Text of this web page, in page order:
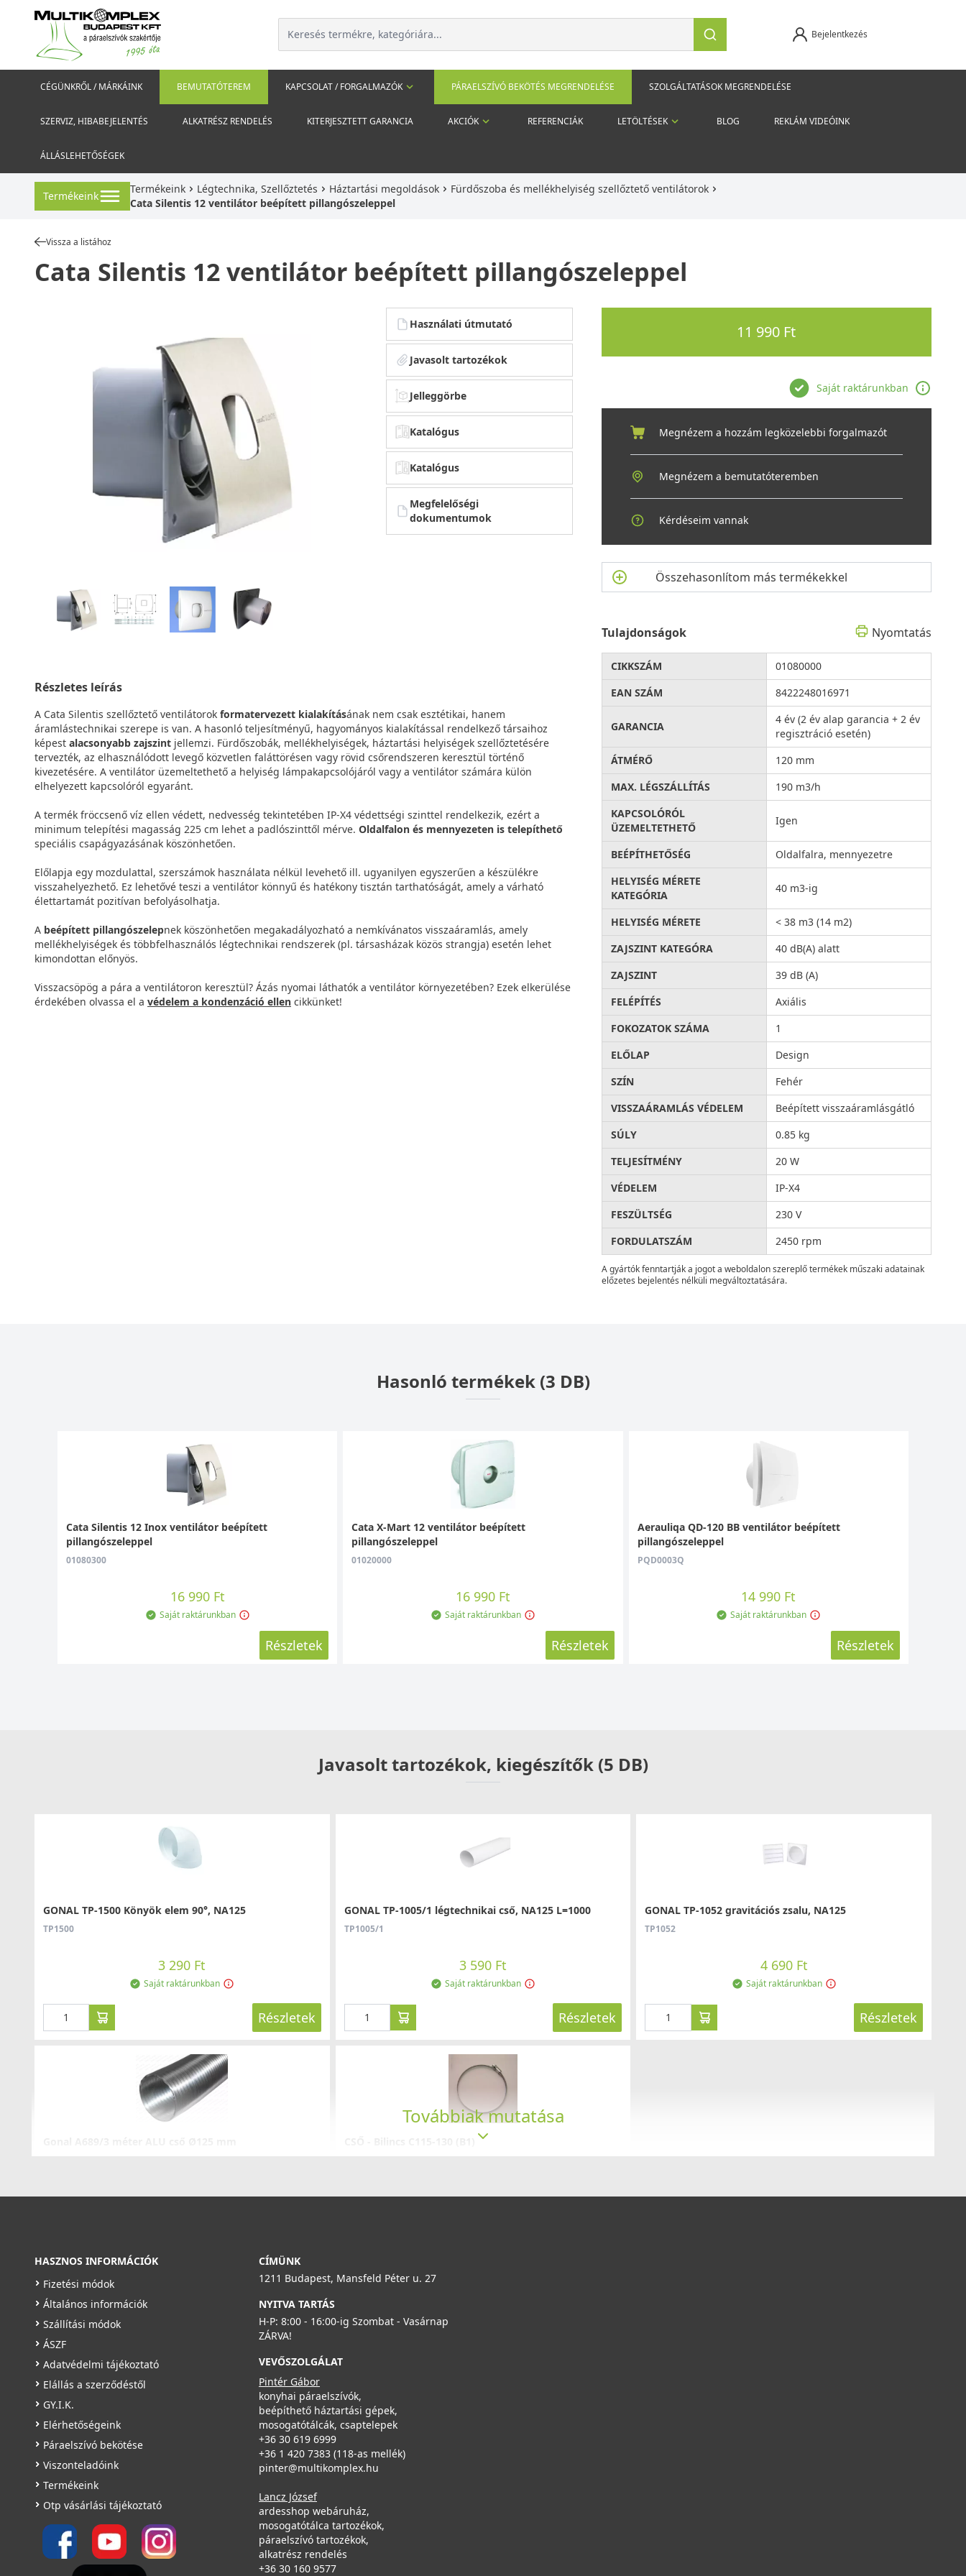
Bejelentkezés
CÉGÜNKRŐL / MÁRKÁINK BEMUTATÓTEREM KAPCSOLAT / FORGALMAZÓK PÁRAELSZÍVÓ BEKÖTÉS MEGRENDELÉSE SZOLGÁLTATÁSOK MEGRENDELÉSE
SZERVIZ, HIBABEJELENTÉS ALKATRÉSZ RENDELÉS KITERJESZTETT GARANCIA AKCIÓK REFERENCIÁK LETÖLTÉSEK BLOG REKLÁM VIDEÓINK
ÁLLÁSLEHETŐSÉGEK
Termékeink
Termékeink Légtechnika, Szellőztetés Háztartási megoldások
Fürdőszoba és mellékhelyiség szellőztető ventilátorok
Cata Silentis 12 ventilátor beépített pillangószeleppel
Vissza a listához
Cata Silentis 12 ventilátor beépített pillangószeleppel
Használati útmutató
Javasolt tartozékok
Jelleggörbe
Katalógus
Katalógus
Megfelelőségi
dokumentumok
Részletes leírás
A Cata Silentis szellőztető ventilátorok formatervezett kialakításának nem csak esztétikai, hanem
áramlástechnikai szerepe is van. A hasonló teljesítményű, hagyományos kialakítással rendelkező társaihoz
képest alacsonyabb zajszint jellemzi. Fürdőszobák, mellékhelyiségek, háztartási helyiségek szellőztetésére
tervezték, az elhasználódott levegő közvetlen faláttörésen vagy rövid csőrendszeren keresztül történő
kivezetésére. A ventilátor üzemeltethető a helyiség lámpakapcsolójáról vagy a ventilátor számára külön
elhelyezett kapcsolóról egyaránt.
A termék fröccsenő víz ellen védett, nedvesség tekintetében IP-X4 védettségi szinttel rendelkezik, ezért a
minimum telepítési magasság 225 cm lehet a padlószinttől mérve. Oldalfalon és mennyezeten is telepíthető
speciális csapágyazásának köszönhetően.
Előlapja egy mozdulattal, szerszámok használata nélkül levehető ill. ugyanilyen egyszerűen a készülékre
visszahelyezhető. Ez lehetővé teszi a ventilátor könnyű és hatékony tisztán tarthatóságát, amely a várható
élettartamát pozitívan befolyásolhatja.
A beépített pillangószelepnek köszönhetően megakadályozható a nemkívánatos visszaáramlás, amely
mellékhelyiségek és többfelhasználós légtechnikai rendszerek (pl. társasházak közös strangja) esetén lehet
kimondottan előnyös.
Visszacsöpög a pára a ventilátoron keresztül? Ázás nyomai láthatók a ventilátor környezetében? Ezek elkerülése
érdekében olvassa el a védelem a kondenzáció ellen cikkünket!
11 990 Ft
Saját raktárunkban
Megnézem a hozzám legközelebbi forgalmazót
Megnézem a bemutatóteremben
Kérdéseim vannak
Összehasonlítom más termékekkel
Tulajdonságok Nyomtatás
CIKKSZÁM
01080000
EAN SZÁM
8422248016971
GARANCIA
4 év (2 év alap garancia + 2 év
regisztráció esetén)
ÁTMÉRŐ
120 mm
MAX. LÉGSZÁLLÍTÁS
190 m3/h
KAPCSOLÓRÓL
ÜZEMELTETHETŐ
Igen
BEÉPÍTHETŐSÉG
Oldalfalra, mennyezetre
HELYISÉG MÉRETE
KATEGÓRIA
40 m3-ig
HELYISÉG MÉRETE
< 38 m3 (14 m2)
ZAJSZINT KATEGÓRA
40 dB(A) alatt
ZAJSZINT
39 dB (A)
FELÉPÍTÉS
Axiális
FOKOZATOK SZÁMA
1
ELŐLAP
Design
SZÍN
Fehér
VISSZAÁRAMLÁS VÉDELEM
Beépített visszaáramlásgátló
SÚLY
0.85 kg
TELJESÍTMÉNY
20 W
VÉDELEM
IP-X4
FESZÜLTSÉG
230 V
FORDULATSZÁM
2450 rpm
A gyártók fenntartják a jogot a weboldalon szereplő termékek műszaki adatainak
előzetes bejelentés nélküli megváltoztatására.
Hasonló termékek (3 DB)
Cata Silentis 12 Inox ventilátor beépített
pillangószeleppel
01080300
16 990 Ft
Saját raktárunkban
Részletek
Cata X-Mart 12 ventilátor beépített
pillangószeleppel
01020000
16 990 Ft
Saját raktárunkban
Részletek
Aerauliqa QD-120 BB ventilátor beépített
pillangószeleppel
PQD0003Q
14 990 Ft
Saját raktárunkban
Részletek
Javasolt tartozékok, kiegészítők (5 DB)
GONAL TP-1500 Könyök elem 90°, NA125
TP1500
3 290 Ft
Saját raktárunkban
Részletek
GONAL TP-1005/1 légtechnikai cső, NA125 L=1000
TP1005/1
3 590 Ft
Saját raktárunkban
Részletek
GONAL TP-1052 gravitációs zsalu, NA125
TP1052
4 690 Ft
Saját raktárunkban
Részletek
6 990 Ft 390 Ft
Továbbiak mutatása
HASZNOS INFORMÁCIÓK
Fizetési módok
Általános információk
Szállítási módok
ÁSZF
Adatvédelmi tájékoztató
Elállás a szerződéstől
GY.I.K.
Elérhetőségeink
Páraelszívó bekötése
Viszonteladóink
Termékeink
Otp vásárlási tájékoztató
CÍMÜNK
1211 Budapest, Mansfeld Péter u. 27
NYITVA TARTÁS
H-P: 8:00 - 16:00-ig Szombat - Vasárnap
ZÁRVA!
VEVŐSZOLGÁLAT
Pintér Gábor
konyhai páraelszívók,
beépíthető háztartási gépek,
mosogatótálcák, csaptelepek
+36 30 619 6999
+36 1 420 7383 (118-as mellék)
pinter@multikomplex.hu
Lancz József
ardesshop webáruház,
mosogatótálca tartozékok,
páraelszívó tartozékok,
alkatrész rendelés
+36 30 160 9577